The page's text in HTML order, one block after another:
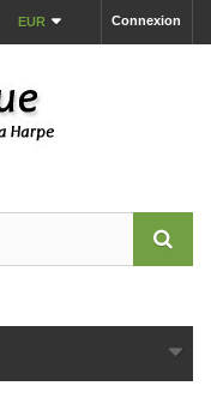
Connexion
EUR